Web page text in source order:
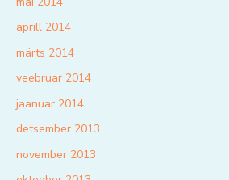
aprill 2014
märts 2014
veebruar 2014
jaanuar 2014
detsember 2013
november 2013